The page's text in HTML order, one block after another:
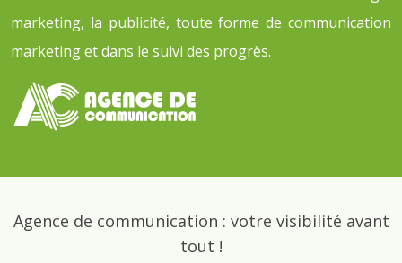
marketing, la publicité, toute forme de communication
marketing et dans le suivi des progrès.
Agence de communication : votre visibilité avant
tout !